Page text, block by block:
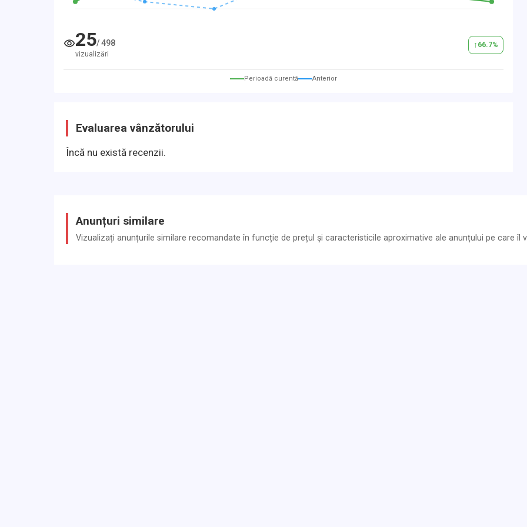
25/498
vizualizări
↑ 66.7%
Perioadă curentă Anterior
Evaluarea vânzătorului
Încă nu există recenzii.
Anunțuri similare
Vizualizați anunțurile similare recomandate în funcție de prețul și caracteristicile aproximative ale anunțului pe care îl